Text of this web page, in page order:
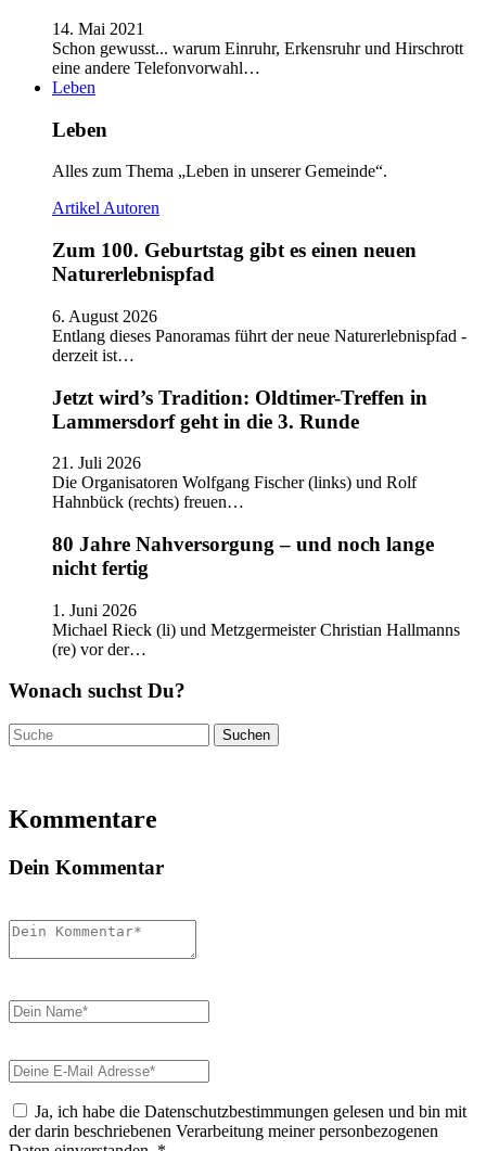
14. Mai 2021
Schon gewusst... warum Einruhr, Erkensruhr und Hirschrott
eine andere Telefonvorwahl…
Leben
Leben
Alles zum Thema „Leben in unserer Gemeinde“.
ArtikelAutoren
Zum 100. Geburtstag gibt es einen neuen
Naturerlebnispfad
6. August 2026
Entlang dieses Panoramas führt der neue Naturerlebnispfad -
derzeit ist…
Jetzt wird’s Tradition: Oldtimer-Treffen in
Lammersdorf geht in die 3. Runde
21. Juli 2026
Die Organisatoren Wolfgang Fischer (links) und Rolf
Hahnbück (rechts) freuen…
80 Jahre Nahversorgung – und noch lange
nicht fertig
1. Juni 2026
Michael Rieck (li) und Metzgermeister Christian Hallmanns
(re) vor der…
Wonach suchst Du?
Suchen
nach:
Kommentare
Dein Kommentar
Ja, ich habe die Datenschutzbestimmungen gelesen und bin mit
der darin beschriebenen Verarbeitung meiner personbezogenen